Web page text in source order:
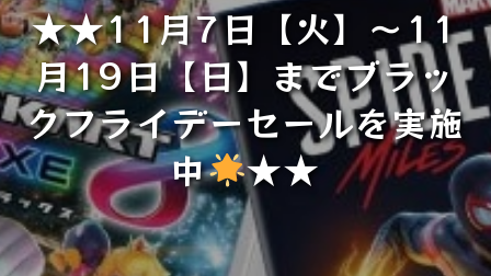
★★11月7日【火】～11
月19日【日】までブラッ
クフライデーセールを実施
中
★★